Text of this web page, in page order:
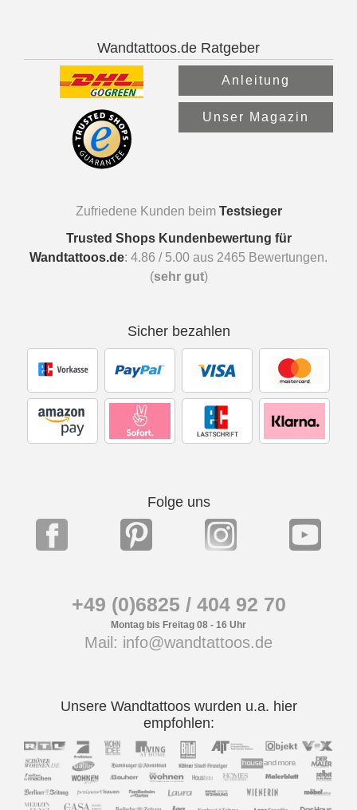
Wandtattoos.de Ratgeber
Anleitung
Unser Magazin
Zufriedene Kunden beim Testsieger
Trusted Shops Kundenbewertung für
Wandtattoos.de: 4.86 / 5.00 aus 2465 Bewertungen.
(sehr gut)
Sicher bezahlen
Folge uns
+49 (0)6825 / 404 92 70
Montag bis Freitag 08 - 16 Uhr
Mail: info@wandtattoos.de
Unsere Wandtattoos wurden u.a. hier
empfohlen: